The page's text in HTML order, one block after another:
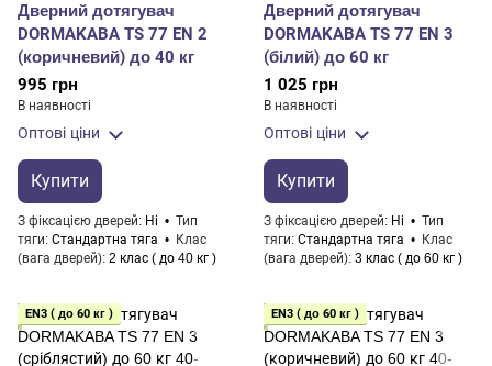
Дверний дотягувач
DORMAKABA TS 77 EN 2
(коричневий) до 40 кг
995 грн
В наявності
Оптові ціни
Купити
З фіксацією дверей Ні
Тип
тяги Стандартна тяга
Клас
(вага дверей) 2 клас ( до 40 кг )
Дверний дотягувач
DORMAKABA TS 77 EN 3
(білий) до 60 кг
1 025 грн
В наявності
Оптові ціни
Купити
З фіксацією дверей Ні
Тип
тяги Стандартна тяга
Клас
(вага дверей) 3 клас ( до 60 кг )
EN3 ( до 60 кг ) EN3 ( до 60 кг )